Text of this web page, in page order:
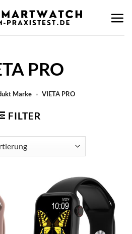
PRO
Marke » VIETA PRO
FILTER